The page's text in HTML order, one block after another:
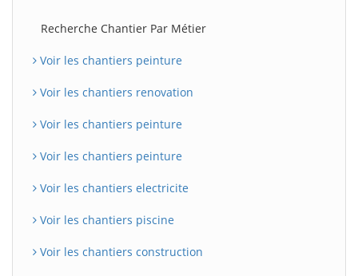
Recherche Chantier Par Métier
Voir les chantiers peinture
Voir les chantiers renovation
Voir les chantiers peinture
Voir les chantiers peinture
Voir les chantiers electricite
Voir les chantiers piscine
Voir les chantiers construction